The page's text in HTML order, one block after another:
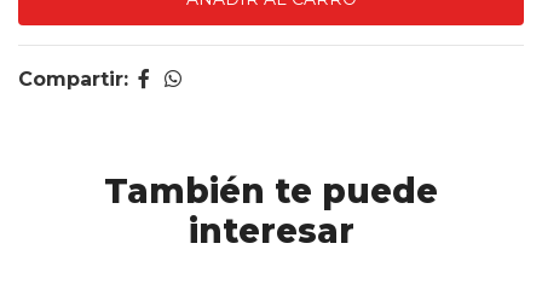
Compartir:
También te puede
interesar